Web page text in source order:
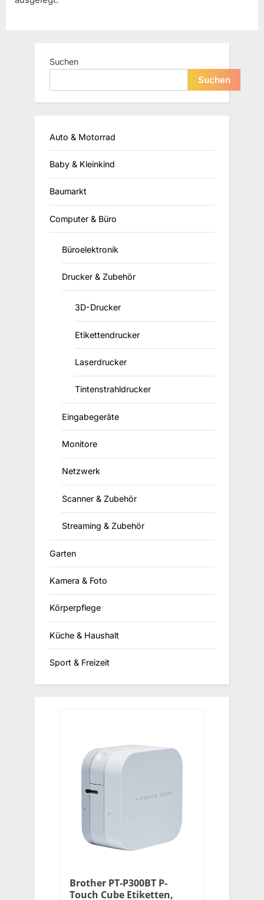
Suchen
Suchen
Auto & Motorrad
Baby & Kleinkind
Baumarkt
Computer & Büro
Büroelektronik
Drucker & Zubehör
3D-Drucker
Etikettendrucker
Laserdrucker
Tintenstrahldrucker
Eingabegeräte
Monitore
Netzwerk
Scanner & Zubehör
Streaming & Zubehör
Garten
Kamera & Foto
Körperpflege
Küche & Haushalt
Sport & Freizeit
Brother PT-P300BT P-
Touch Cube Etiketten,